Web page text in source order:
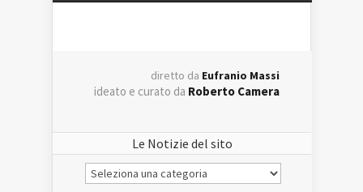
diretto da Eufranio Massi
ideato e curato da Roberto Camera
Le Notizie del sito
Le
Notizie